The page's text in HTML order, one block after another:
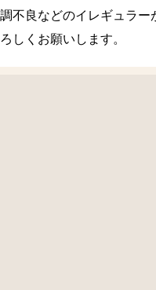
不良などのイレギュラー
しくお願いします。